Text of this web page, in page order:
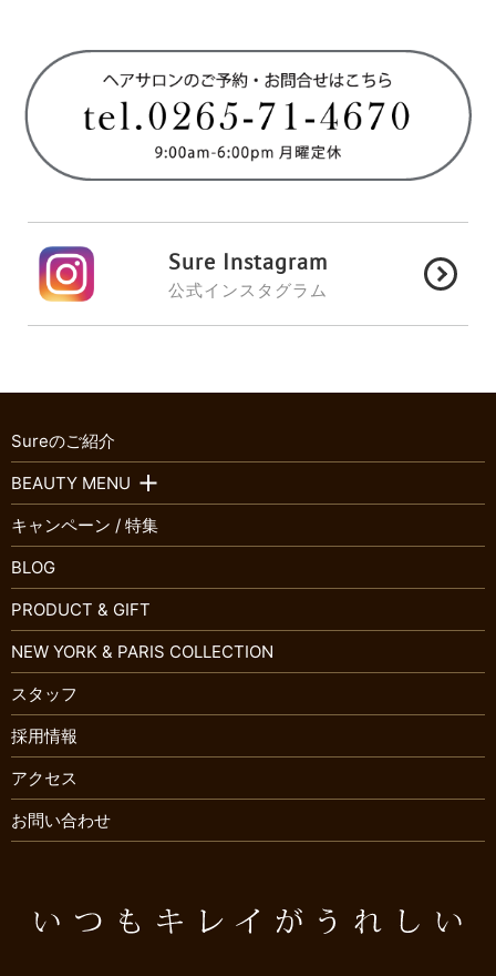
Sure Instagram
公式インスタグラム
Sureのご紹介
BEAUTY MENU
キャンペーン / 特集
BLOG
PRODUCT & GIFT
NEW YORK & PARIS COLLECTION
スタッフ
採用情報
アクセス
お問い合わせ